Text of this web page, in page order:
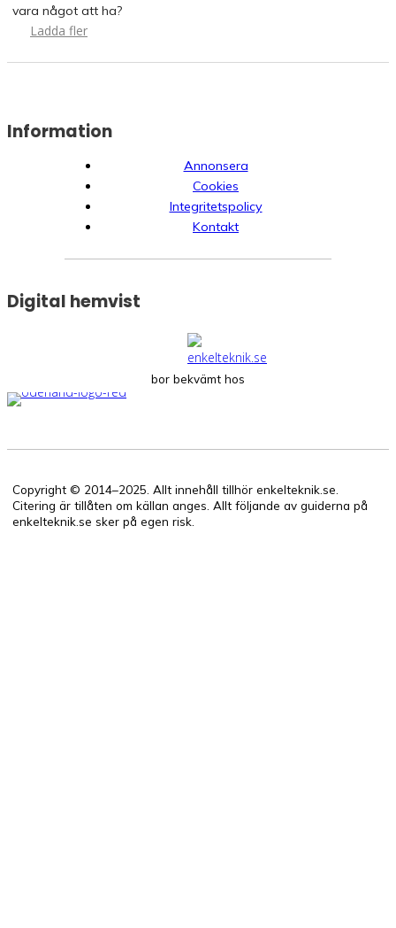
vara något att ha?
Ladda fler
Information
Annonsera
Cookies
Integritetspolicy
Kontakt
Digital hemvist
bor bekvämt hos
Copyright © 2014–2025. Allt innehåll tillhör enkelteknik.se.
Citering är tillåten om källan anges. Allt följande av guiderna på
enkelteknik.se sker på egen risk.